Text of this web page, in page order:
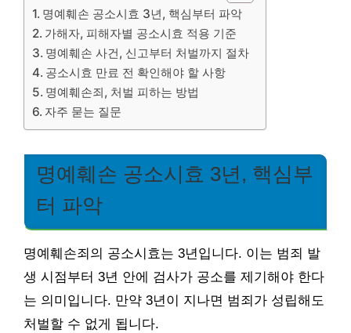
명예훼손 공소시효 3년, 핵심부터 파악
가해자, 피해자별 공소시효 적용 기준
명예훼손 사건, 신고부터 처벌까지 절차
공소시효 만료 전 확인해야 할 사항
명예훼손죄, 처벌 피하는 방법
자주 묻는 질문
명예훼손 공소시효 3년, 핵심부
터 파악
명예훼손죄의 공소시효는 3년입니다. 이는 범죄 발
생 시점부터 3년 안에 검사가 공소를 제기해야 한다
는 의미입니다. 만약 3년이 지나면 범죄가 성립해도
처벌할 수 없게 됩니다.